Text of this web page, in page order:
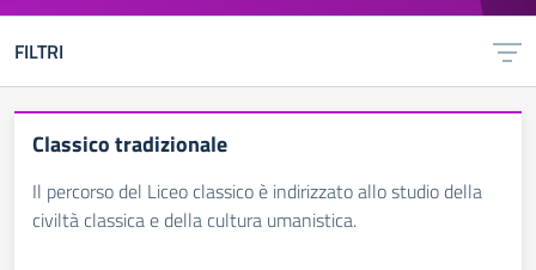
FILTRI
Classico tradizionale
Il percorso del Liceo classico è indirizzato allo studio della
civiltà classica e della cultura umanistica.